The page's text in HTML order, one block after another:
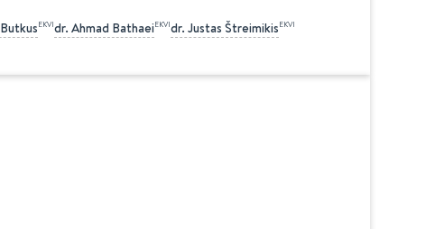
ButkusEKVIdr. Ahmad BathaeiEKVIdr. Justas ŠtreimikisEKVI